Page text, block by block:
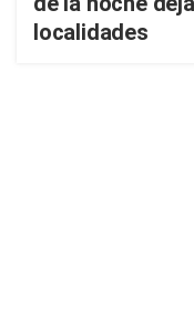
localidades